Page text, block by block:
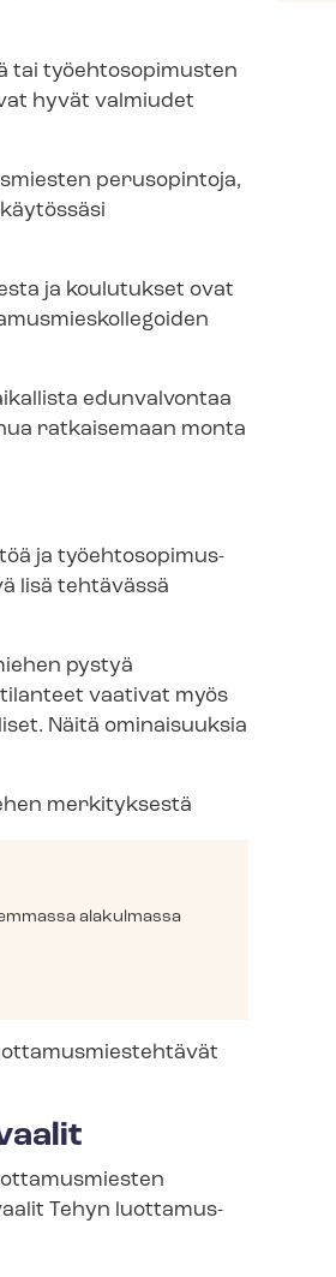
tai työehtosopimusten
hyvät valmiudet
perusopintoja,
ja koulutukset ovat
edunvalvontaa
ratkaisemaan monta
ja työ­eh­to­so­pi­mus­
lisä tehtävässä
pystyä
vaativat myös
Näitä ominaisuuksia
merkityksestä
alakulmassa
Tehyn luot­ta­mus­